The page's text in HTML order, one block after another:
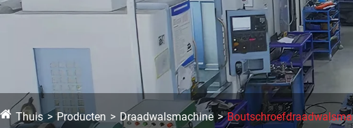
Thuis Producten Draadwalsmachine